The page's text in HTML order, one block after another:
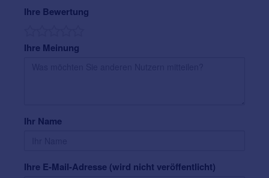
kommen bei uns vorbei.
U-Bahn-Linien U5 - Haltestelle Killesberg
Ihre Bewertung
Ihre Meinung
Ihr Name
Ihre E-Mail-Adresse (wird nicht veröffentlicht)